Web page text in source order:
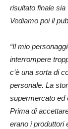
risultato finale
Vediamo poi il
“Il mio
interrompere
c’è una sorta di
personale. La
supermercato ed
Prima di
erano i produttori